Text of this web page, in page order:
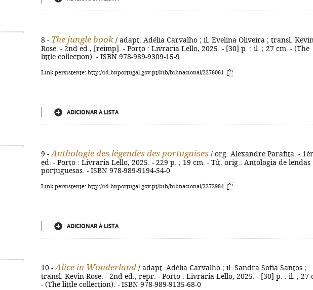
8 - The jungle book / adapt. Adélia Carvalho ; il. Evelina Oliveira ; transl. Kevin
Rose. - 2nd ed., [reimp]. - Porto : Livraria Lello, 2025. - [30] p. : il. ; 27 cm. - (The
little collection). - ISBN 978-989-9309-15-9
Link persistente: http://id.bnportugal.gov.pt/bib/bibnacional/2276061
ADICIONAR À LISTA
9 - Anthologie des légendes des portugaises / org. Alexandre Parafita. -
ed. - Porto : Livraria Lello, 2025. - 229 p. ; 19 cm. - Tít. orig.: Antologia de lendas
portuguesas. - ISBN 978-989-9194-54-0
Link persistente: http://id.bnportugal.gov.pt/bib/bibnacional/2272984
ADICIONAR À LISTA
10 - Alice in Wonderland / adapt. Adélia Carvalho ; il. Sandra Sofia Santos ;
transl. Kevin Rose. - 2nd ed., repr. - Porto : Livraria Lello, 2025. - [30] p. : il. ; 27
- (The little collection). - ISBN 978-989-9135-68-0